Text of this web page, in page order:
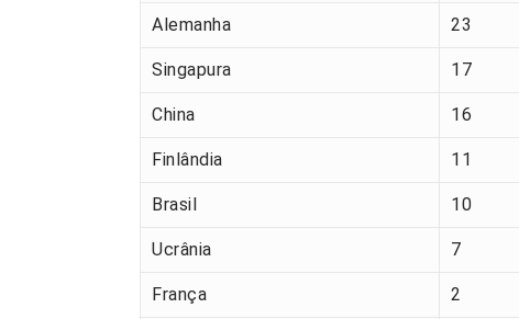
Alemanha 23
Singapura 17
China 16
Finlândia 11
Brasil 10
Ucrânia 7
França 2